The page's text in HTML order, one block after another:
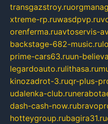
transgazstroy.ru
xtreme-rp.ruwasdpvp.ru
orenferma.ruavtoservis-
backstage-682-music.ru
prime-cars63.ruun-
legardoauto.rulithasa.ru
kinozadrot-3.ruqr-plus-
udalenka-club.ru
dash-cash-now.ru
hotteygroup.rubagira31.ru